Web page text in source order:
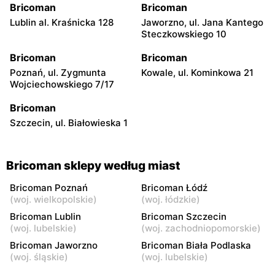
Bricoman
Lublin al. Kraśnicka 128
Bricoman
Jaworzno, ul. Jana Kantego
Steczkowskiego 10
Bricoman
Poznań, ul. Zygmunta
Wojciechowskiego 7/17
Bricoman
Kowale, ul. Kominkowa 21
Bricoman
Szczecin, ul. Białowieska 1
Bricoman sklepy według miast
Bricoman Poznań
(woj. wielkopolskie)
Bricoman Łódź
(woj. łódzkie)
Bricoman Lublin
(woj. lubelskie)
Bricoman Szczecin
(woj. zachodniopomorskie)
Bricoman Jaworzno
(woj. śląskie)
Bricoman Biała Podlaska
(woj. lubelskie)